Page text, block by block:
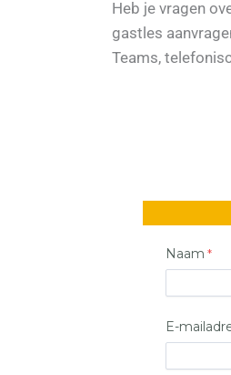
Heb je vragen
gastles
Teams,
Naam
E-